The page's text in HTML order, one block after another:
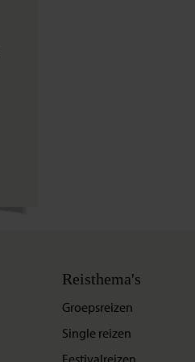
Reisthema's
Groepsreizen
Single reizen
Festivalreizen